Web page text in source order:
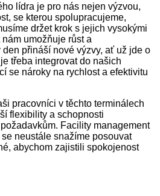
lídra je pro nás nejen výzvou,
se kterou spolupracujeme,
držet krok s jejich vysokými
umožňuje růst a
přináší nové výzvy, ať už jde o
třeba integrovat do našich
se nároky na rychlost a efektivitu
pracovníci v těchto terminálech
flexibility a schopnosti
Facility management
neustále snažíme posouvat
abychom zajistili spokojenost